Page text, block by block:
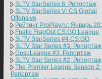
SLTV StarSeries 6: Репортаж
SLTV StarSeries V: CS Global
Offensive
Рейтинг ProPlay.ru: Январь
Fnatic FragOut CS:GO League
SLTV StarSeries #4 CS:GO
SLTV Star Series #3: Репортаж
GosuLeague #3: Репортаж
SLTV Star Series #2: Репортаж
The Premier League Season 2:
Репортаж